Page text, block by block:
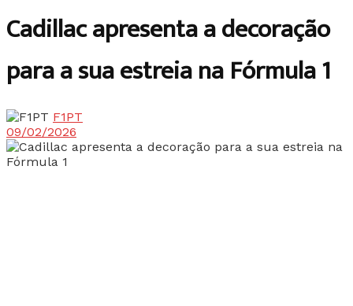
Cadillac apresenta a decoração
para a sua estreia na Fórmula 1
F1PT
09/02/2026